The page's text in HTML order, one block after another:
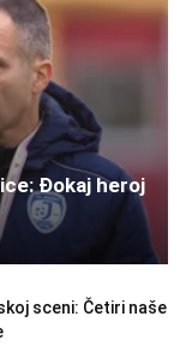
Đokaj heroj
sceni: Četiri naše